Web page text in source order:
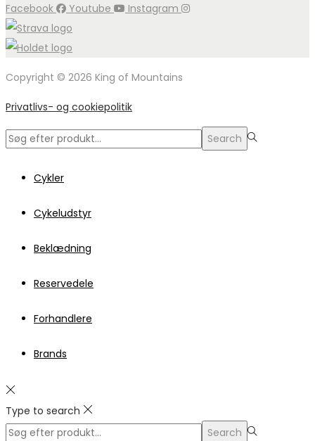
Facebook Youtube Instagram
Copyright © 2026 King of Mountains
Privatlivs- og cookiepolitik
Search
Search
Cykler
Cykeludstyr
Beklædning
Reservedele
Forhandlere
Brands
Type to search
Search
Search